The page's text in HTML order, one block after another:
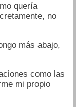
quería
no
más abajo,
como las
mi propio